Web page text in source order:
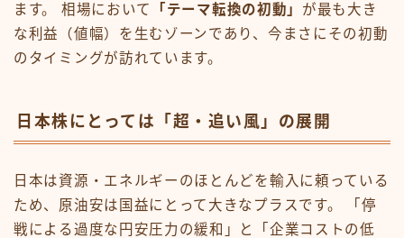
ます。 相場において
「テーマ転換の初動」 が最も大き
な利益（値幅）を生むゾーンであり、今まさにその初動
のタイミングが訪れています。
日本株にとっては「超・追い風」の展開
日本は資源・エネルギーのほとんどを輸入に頼っている
ため、原油安は国益にとって大きなプラスです。 「停
戦による過度な円安圧力の緩和」と「企業コストの低